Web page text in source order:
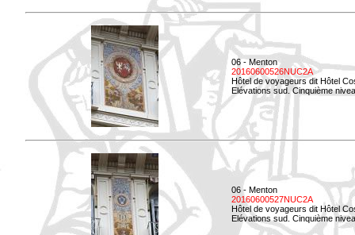
06 - Menton
20160600526NUC2A
Hôtel de voyageurs dit Hôtel
Elévations sud. Cinquième
06 - Menton
20160600527NUC2A
Hôtel de voyageurs dit Hôtel
Elévations sud. Cinquième